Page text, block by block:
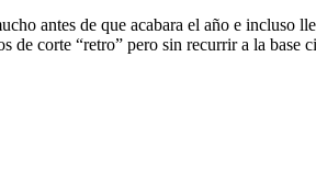
antes de que acabara el año e incluso
corte “retro” pero sin recurrir a la base